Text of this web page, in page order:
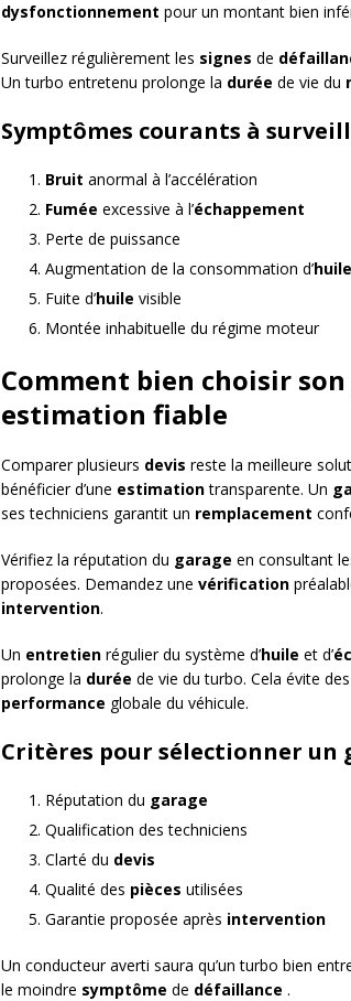
dysfonctionnement pour un montant bien
Surveillez régulièrement les signes de
Un turbo entretenu prolonge la durée de vie du
Symptômes courants à
Bruit anormal à l’accélération
Fumée excessive à l’échappement
Perte de puissance
Augmentation de la consommation d’huile
Fuite d’huile visible
Montée inhabituelle du régime moteur
Comment bien choisir
estimation fiable
Comparer plusieurs devis reste la meilleure
bénéficier d’une estimationtransparente. Un
ses techniciens garantit un remplacement
Vérifiez la réputation du garage en consultant
proposées. Demandez une vérification
intervention.
Un entretien régulier du système d’huile et d’
prolonge la durée de vie du turbo. Cela évite
performance globale du véhicule.
Critères pour sélectionner un
Réputation du garage
Qualification des techniciens
Clarté du devis
Qualité des pièces utilisées
Garantie proposée après intervention
Un conducteur averti saura qu’un turbo bien
le moindre symptôme de défaillance .